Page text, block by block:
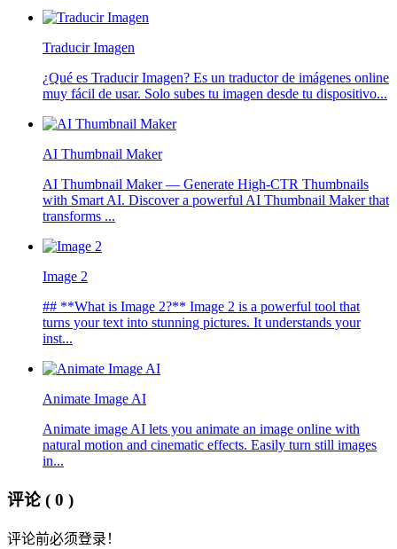
Traducir Imagen
¿Qué es Traducir Imagen? Es un traductor de imágenes online
muy fácil de usar. Solo subes tu imagen desde tu dispositivo...
AI Thumbnail Maker
AI Thumbnail Maker — Generate High-CTR Thumbnails
with Smart AI. Discover a powerful AI Thumbnail Maker that
transforms ...
Image 2
## **What is Image 2?** Image 2 is a powerful tool that
turns your text into stunning pictures. It understands your
inst...
Animate Image AI
Animate image AI lets you animate an image online with
natural motion and cinematic effects. Easily turn still images
in...
评论 ( 0 )
评论前必须登录！